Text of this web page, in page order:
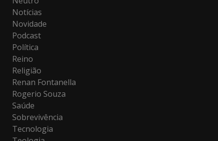
Notícias
Novidade
Podcast
Política
Reino
Religião
Renan Fontanella
Rogerio Souza
Saúde
Sobrevivência
Tecnologia